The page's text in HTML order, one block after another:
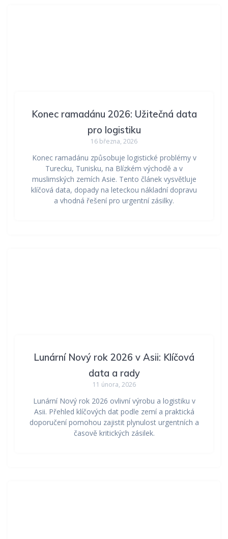
Konec ramadánu 2026: Užitečná data
pro logistiku
16 března, 2026
Konec ramadánu způsobuje logistické problémy v
Turecku, Tunisku, na Blízkém východě a v
muslimských zemích Asie. Tento článek vysvětluje
klíčová data, dopady na leteckou nákladní dopravu
a vhodná řešení pro urgentní zásilky.
Lunární Nový rok 2026 v Asii: Klíčová
data a rady
11 února, 2026
Lunární Nový rok 2026 ovlivní výrobu a logistiku v
Asii. Přehled klíčových dat podle zemí a praktická
doporučení pomohou zajistit plynulost urgentních a
časově kritických zásilek.